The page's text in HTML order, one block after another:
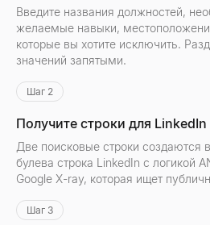
Введите названия должностей,
желаемые навыки,
которые вы хотите исключить.
значений запятыми.
Шаг 2
Получите строки для
Две поисковые строки создаются
булева строка LinkedIn с логикой
Google X-ray, которая ищет
Шаг 3